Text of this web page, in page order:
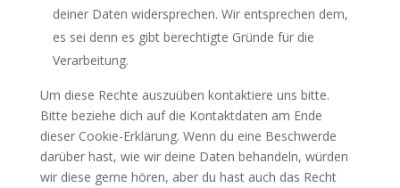
deiner Daten widersprechen. Wir entsprechen dem,
es sei denn es gibt berechtigte Gründe für die
Verarbeitung.
Um diese Rechte auszuüben kontaktiere uns bitte.
Bitte beziehe dich auf die Kontaktdaten am Ende
dieser Cookie-Erklärung. Wenn du eine Beschwerde
darüber hast, wie wir deine Daten behandeln, würden
wir diese gerne hören, aber du hast auch das Recht